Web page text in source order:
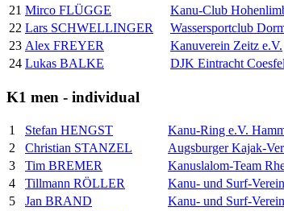
21 Mirco FLÜGGE Kanu-Club
22 Lars SCHWELLINGER Wassersportclub
23 Alex FREYER Kanuverein Zeitz e.V.
24 Lukas BALKE DJK Eintracht
K1 men - individual
1 Stefan HENGST Kanu-Ring e.V.
2
Christian STANZEL Augsburger Kajak-
3
Tim BREMER Kanuslalom-Team
4
Tillmann RÖLLER Kanu- und Surf-
5
Jan BRAND Kanu- und Surf-